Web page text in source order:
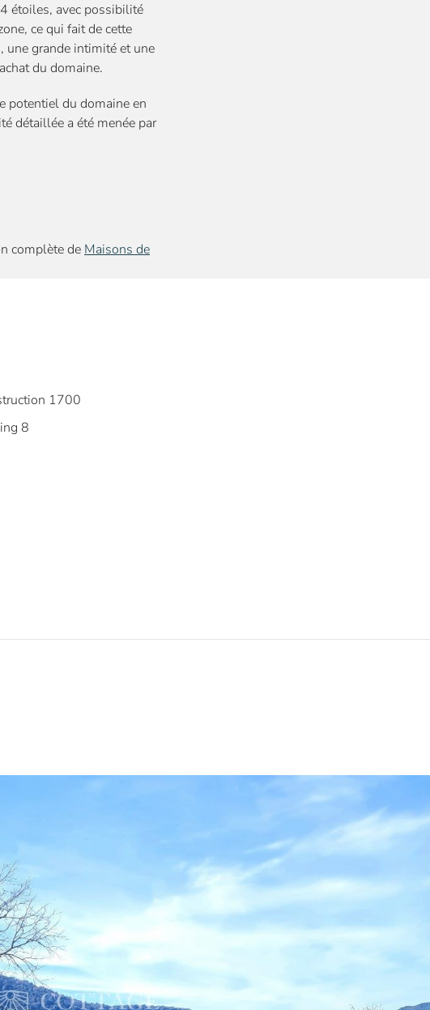
étoiles, avec possibilité
ce qui fait de cette
une grande intimité et une
du domaine.
potentiel du domaine en
détaillée a été menée par
complète de Maisons de
1700
8